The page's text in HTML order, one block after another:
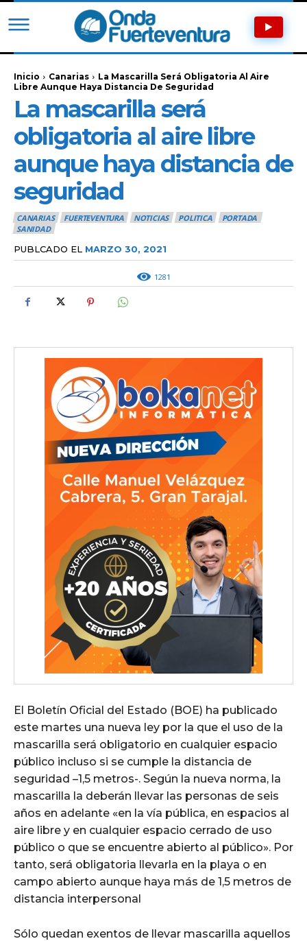
Inicio Canarias
La Mascarilla Será Obligatoria Al Aire
Libre Aunque Haya Distancia De Seguridad
La mascarilla será
obligatoria al aire libre
aunque haya distancia de
seguridad
CANARIAS FUERTEVENTURA NOTICIAS POLITICA
PORTADA
SANIDAD
PUBLCADO EL MARZO 30, 2021
1281
El Boletín Oficial del Estado (BOE) ha publicado
este martes una nueva ley por la que el uso de la
mascarilla será obligatorio en cualquier espacio
público incluso si se cumple la distancia de
seguridad –1,5 metros-. Según la nueva norma, la
mascarilla la deberán llevar las personas de seis
años en adelante «en la vía pública, en espacios al
aire libre y en cualquier espacio cerrado de uso
público o que se encuentre abierto al público». Por
tanto, será obligatoria llevarla en la playa o en
campo abierto aunque haya más de 1,5 metros de
distancia interpersonal
Sólo quedan exentos de llevar mascarilla aquellos